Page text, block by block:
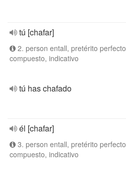
tú [chafar]
2. person entall, pretérito perfecto
compuesto, indicativo
tú has chafado
él [chafar]
3. person entall, pretérito perfecto
compuesto, indicativo